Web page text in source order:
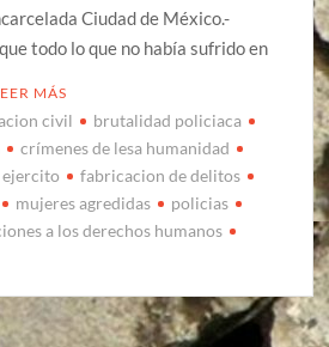
Ciudad de México.-
todo lo que no había sufrido en
MÁS
civil
brutalidad policiaca
crímenes de lesa humanidad
ejercito
fabricacion de delitos
mujeres agredidas
policias
a los derechos humanos